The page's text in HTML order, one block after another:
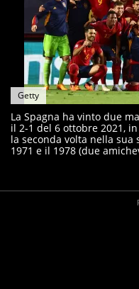
Getty
La Spagna ha vinto due
il 2-1 del 6 ottobre 2021,
la seconda volta nella
1971 e il 1978 (due